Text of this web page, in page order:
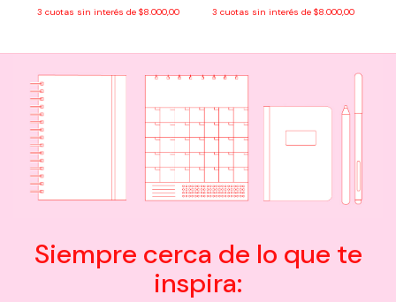
3 cuotas sin interés de $8.000,00 3 cuotas sin interés de $8.000,00
Siempre cerca de lo que te
inspira: